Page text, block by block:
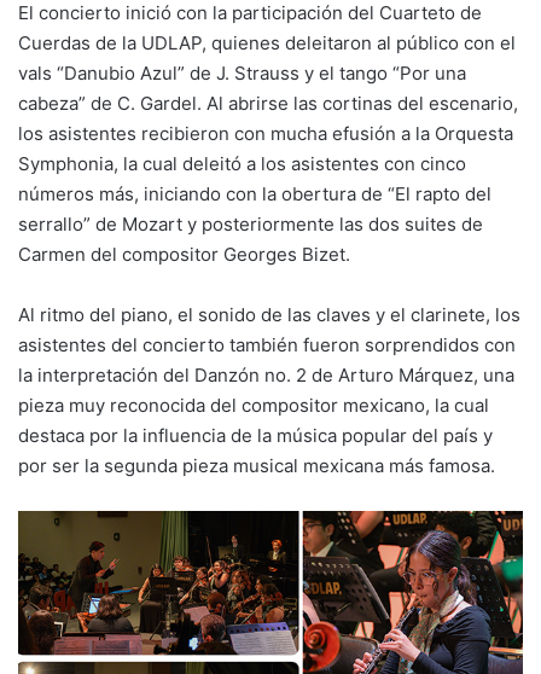
El concierto inició con la participación del Cuarteto de
Cuerdas de la UDLAP, quienes deleitaron al público con el
vals “Danubio Azul” de J. Strauss y el tango “Por una
cabeza” de C. Gardel. Al abrirse las cortinas del escenario,
los asistentes recibieron con mucha efusión a la Orquesta
Symphonia, la cual deleitó a los asistentes con cinco
números más, iniciando con la obertura de “El rapto del
serrallo” de Mozart y posteriormente las dos suites de
Carmen del compositor Georges Bizet.
Al ritmo del piano, el sonido de las claves y el clarinete, los
asistentes del concierto también fueron sorprendidos con
la interpretación del Danzón no. 2 de Arturo Márquez, una
pieza muy reconocida del compositor mexicano, la cual
destaca por la influencia de la música popular del país y
por ser la segunda pieza musical mexicana más famosa.